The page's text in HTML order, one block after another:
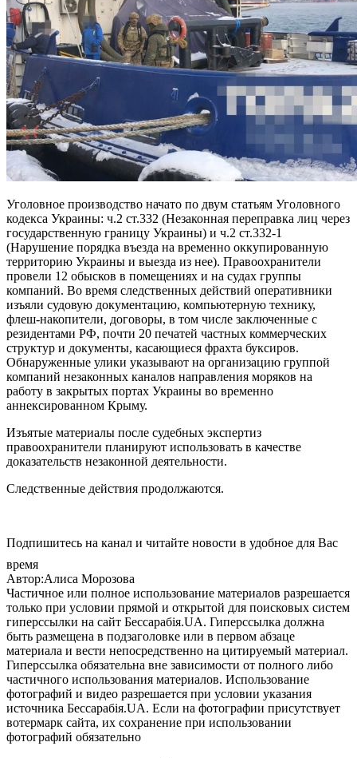
Уголовное производство начато по двум статьям Уголовного
кодекса Украины: ч.2 ст.332 (Незаконная переправка лиц через
государственную границу Украины) и ч.2 ст.332-1
(Нарушение порядка въезда на временно оккупированную
территорию Украины и выезда из нее). Правоохранители
провели 12 обысков в помещениях и на судах группы
компаний. Во время следственных действий оперативники
изъяли судовую документацию, компьютерную технику,
флеш-накопители, договоры, в том числе заключенные с
резидентами РФ, почти 20 печатей частных коммерческих
структур и документы, касающиеся фрахта буксиров.
Обнаруженные улики указывают на организацию группой
компаний незаконных каналов направления моряков на
работу в закрытых портах Украины во временно
аннексированном Крыму.
Изъятые материалы после судебных экспертиз
правоохранители планируют использовать в качестве
доказательств незаконной деятельности.
Следственные действия продолжаются.
Подпишитесь на канал и читайте новости в удобное для Вас
время
Автор:Алиса Морозова
Частичное или полное использование материалов разрешается
только при условии прямой и открытой для поисковых систем
гиперссылки на сайт Бессарабія.UA. Гиперссылка должна
быть размещена в подзаголовке или в первом абзаце
материала и вести непосредственно на цитируемый материал.
Гиперссылка обязательна вне зависимости от полного либо
частичного использования материалов. Использование
фотографий и видео разрешается при условии указания
источника Бессарабія.UA. Если на фотографии присутствует
вотермарк сайта, их сохранение при использовании
фотографий обязательно